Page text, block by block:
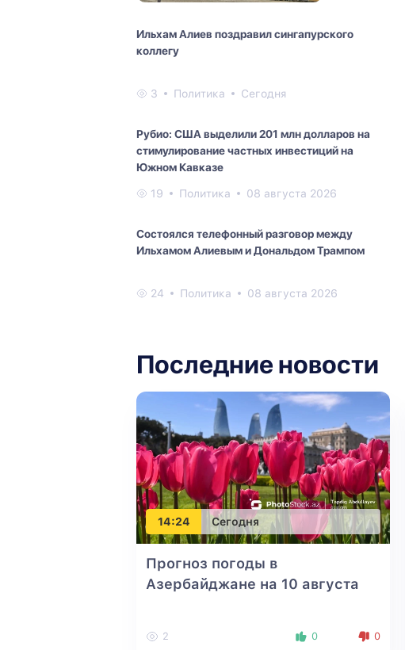
Ильхам Алиев поздравил сингапурского
коллегу
3 Политика Сегодня
Рубио: США выделили 201 млн долларов на
стимулирование частных инвестиций на
Южном Кавказе
19 Политика 08 августа 2026
Состоялся телефонный разговор между
Ильхамом Алиевым и Дональдом Трампом
24 Политика 08 августа 2026
Последние новости
14:24 Сегодня
Прогноз погоды в
Азербайджане на 10 августа
2 0 0